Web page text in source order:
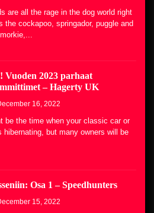
December 17, 2022
Vuoden 2023 parhaat
December 16, 2022
Esseniin: Osa 1 –
December 15, 2022
December 14, 2022
are all the rage in the dog world right
the cockapoo, springador, puggle and
Vuoden 2023 parhaat
– Hagerty UK
16, 2022
be the time when your classic car or
hibernating, but many owners will be
Osa 1 – Speedhunters
15, 2022